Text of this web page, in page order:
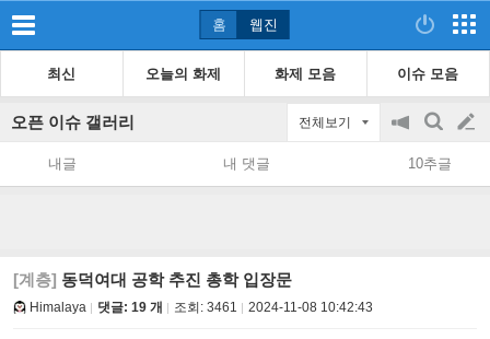
홈 웹진
최신 오늘의 화제 화제 모음 이슈 모음
오픈 이슈 갤러리 전체보기
공
지
on/off
검
색
글
쓰
내글 내 댓글 10추글
[계층] 동덕여대 공학 추진 총학 입장문
Himalaya 댓글: 19 개 조회: 3461 2024-11-08 10:42:43